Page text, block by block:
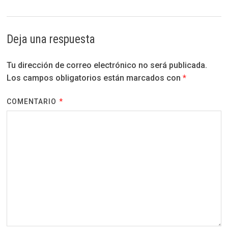
Deja una respuesta
Tu dirección de correo electrónico no será publicada.
Los campos obligatorios están marcados con *
COMENTARIO *